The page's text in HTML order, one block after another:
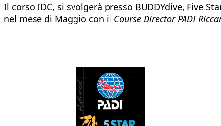
Il corso IDC, si svolgerà presso BUDDYdive, Five
nel mese di Maggio con il Course Director PADI